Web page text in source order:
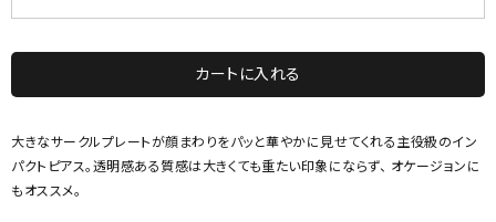
カートに入れる
大きなサークルプレートが顔まわりをパッと華やかに見せてくれる主役級のイン
パクトピアス。透明感ある質感は大きくても重たい印象にならず、 オケージョンに
もオススメ。